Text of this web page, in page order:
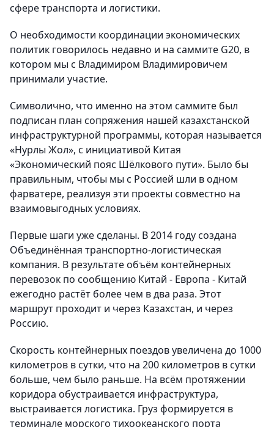
сфере транспорта и логистики.
О необходимости координации экономических
политик говорилось недавно и на саммите G20, в
котором мы с Владимиром Владимировичем
принимали участие.
Символично, что именно на этом саммите был
подписан план сопряжения нашей казахстанской
инфраструктурной программы, которая называется
«Нурлы Жол», с инициативой Китая
«Экономический пояс Шёлкового пути». Было бы
правильным, чтобы мы с Россией шли в одном
фарватере, реализуя эти проекты совместно на
взаимовыгодных условиях.
Первые шаги уже сделаны. В 2014 году создана
Объединённая транспортно-логистическая
компания. В результате объём контейнерных
перевозок по сообщению Китай - Европа - Китай
ежегодно растёт более чем в два раза. Этот
маршрут проходит и через Казахстан, и через
Россию.
Скорость контейнерных поездов увеличена до 1000
километров в сутки, что на 200 километров в сутки
больше, чем было раньше. На всём протяжении
коридора обустраивается инфраструктура,
выстраивается логистика. Груз формируется в
терминале морского тихоокеанского порта